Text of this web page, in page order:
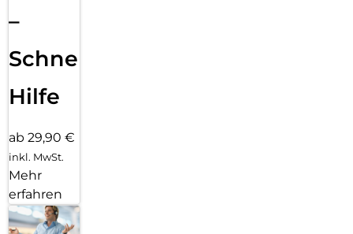
–
Schnelle
Hilfe
ab 29,90 €
inkl. MwSt.
Mehr
erfahren